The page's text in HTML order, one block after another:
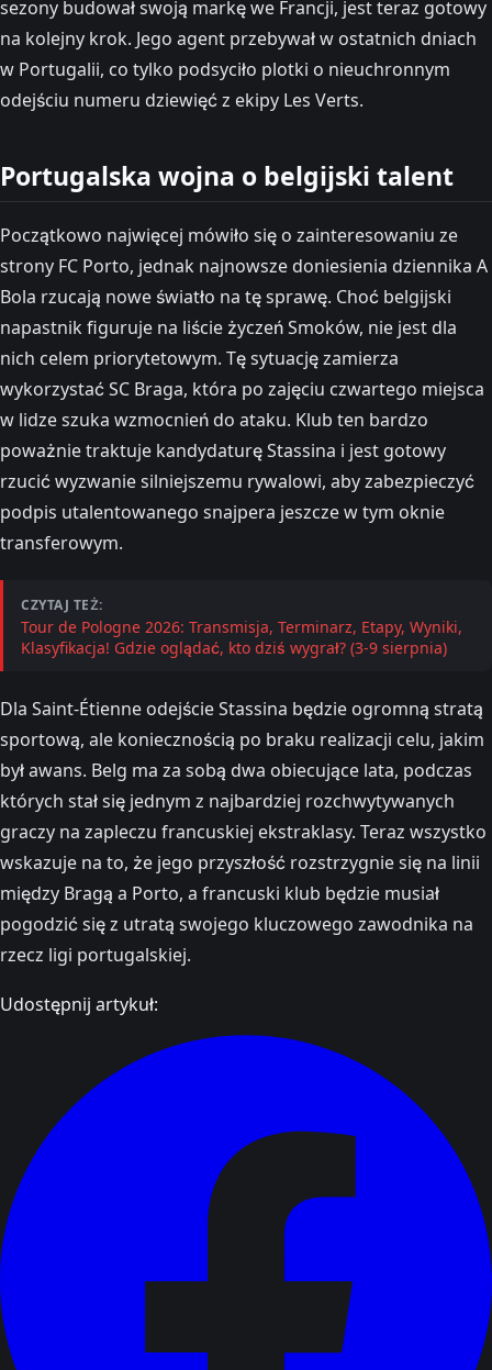
sezony budował swoją markę we Francji, jest teraz gotowy
na kolejny krok. Jego agent przebywał w ostatnich dniach
w Portugalii, co tylko podsyciło plotki o nieuchronnym
odejściu numeru dziewięć z ekipy Les Verts.
Portugalska wojna o belgijski talent
Początkowo najwięcej mówiło się o zainteresowaniu ze
strony FC Porto, jednak najnowsze doniesienia dziennika A
Bola rzucają nowe światło na tę sprawę. Choć belgijski
napastnik figuruje na liście życzeń Smoków, nie jest dla
nich celem priorytetowym. Tę sytuację zamierza
wykorzystać SC Braga, która po zajęciu czwartego miejsca
w lidze szuka wzmocnień do ataku. Klub ten bardzo
poważnie traktuje kandydaturę Stassina i jest gotowy
rzucić wyzwanie silniejszemu rywalowi, aby zabezpieczyć
podpis utalentowanego snajpera jeszcze w tym oknie
transferowym.
CZYTAJ TEŻ:
Tour de Pologne 2026: Transmisja, Terminarz, Etapy, Wyniki,
Klasyfikacja! Gdzie oglądać, kto dziś wygrał? (3-9 sierpnia)
Dla Saint-Étienne odejście Stassina będzie ogromną stratą
sportową, ale koniecznością po braku realizacji celu, jakim
był awans. Belg ma za sobą dwa obiecujące lata, podczas
których stał się jednym z najbardziej rozchwytywanych
graczy na zapleczu francuskiej ekstraklasy. Teraz wszystko
wskazuje na to, że jego przyszłość rozstrzygnie się na linii
między Bragą a Porto, a francuski klub będzie musiał
pogodzić się z utratą swojego kluczowego zawodnika na
rzecz ligi portugalskiej.
Udostępnij artykuł: